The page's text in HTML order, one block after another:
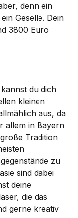
denn ein
Geselle. Dein
3800 Euro
du dich
kleinen
aus, da
allem in Bayern
Tradition
zu
sind dabei
deine
die das
gerne kreativ